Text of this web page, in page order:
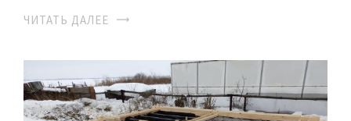
ЧИТАТЬ ДАЛЕЕ